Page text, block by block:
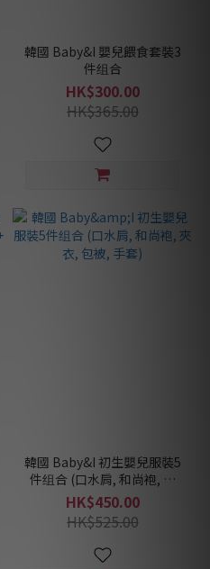
韓國 Baby&I 嬰兒餵食套裝3
件组合
HK$300.00
HK$365.00
韓國 Baby&I 初生嬰兒服裝5
件组合 (口水肩, 和尚袍, 夾
衣, 包被, 手套)
HK$450.00
HK$525.00